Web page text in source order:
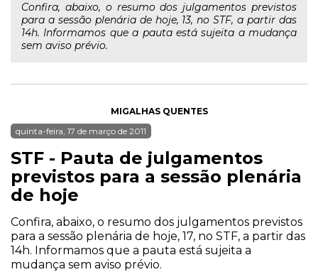
Confira, abaixo, o resumo dos julgamentos previstos
para a sessão plenária de hoje, 13, no STF, a partir das
14h. Informamos que a pauta está sujeita a mudança
sem aviso prévio.
MIGALHAS QUENTES
quinta-feira, 17 de março de 2011
STF - Pauta de julgamentos
previstos para a sessão plenária
de hoje
Confira, abaixo, o resumo dos julgamentos previstos
para a sessão plenária de hoje, 17, no STF, a partir das
14h. Informamos que a pauta está sujeita a
mudança sem aviso prévio.